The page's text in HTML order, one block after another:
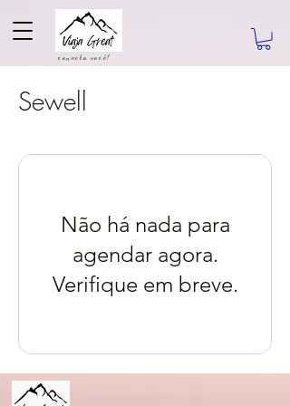
conecta você!
Sewell
Não há nada para
agendar agora.
Verifique em breve.